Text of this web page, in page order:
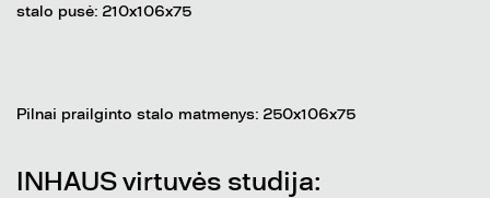
stalo pusė: 210x106x75
Pilnai prailginto stalo matmenys: 250x106x75
INHAUS virtuvės studija: